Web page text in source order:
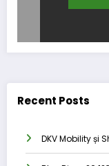
Recent Posts
DKV Mobility și